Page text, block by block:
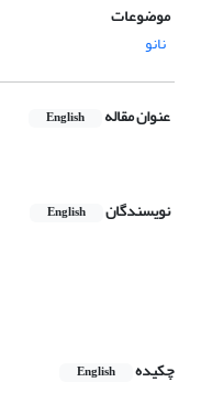
موضوعات
نانو
عنوان مقاله English
نویسندگان English
چکیده
English